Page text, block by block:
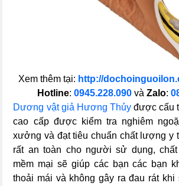
Xem thêm tại: http://
Hotline: 0945.228.090và Zalo:
Dương vật giả Hương Thủyđược cấu
cao cấp được kiểm tra nghiêm
xưởng và đạt tiêu chuẩn chất lượng y
rất an toàn cho người sử dụng,
mềm mại sẽ giúp các bạn các bạn
thoải mái và không gây ra đau rát khi